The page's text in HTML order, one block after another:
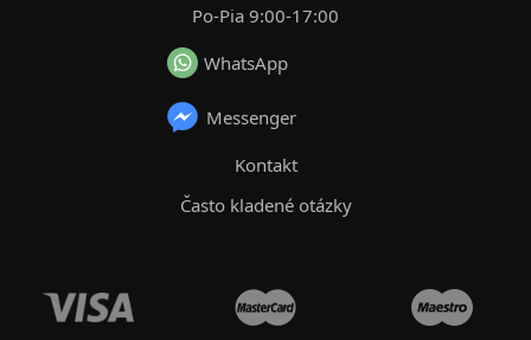
Po-Pia 9:00-17:00
WhatsApp
Messenger
Kontakt
Často kladené otázky